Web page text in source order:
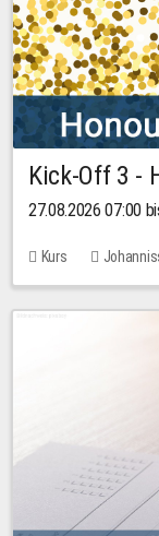
Kick-Off 3 -
27.08.2026 07:00
Kurs
11 Plätze